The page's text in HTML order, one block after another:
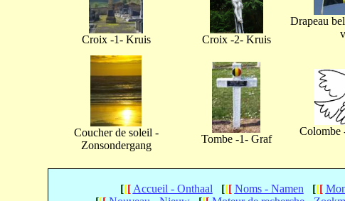
Croix -1- Kruis Croix -2- Kruis
Drapeau
Coucher de soleil -
Zonsondergang
Tombe -1- Graf
Colombe
[[[ Accueil - Onthaal [[[ Noms - Namen [[[